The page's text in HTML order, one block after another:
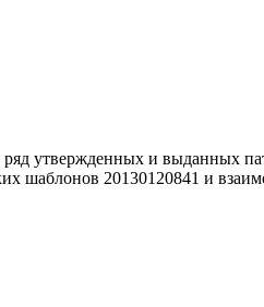
утвержденных и выданных
шаблонов 20130120841 и